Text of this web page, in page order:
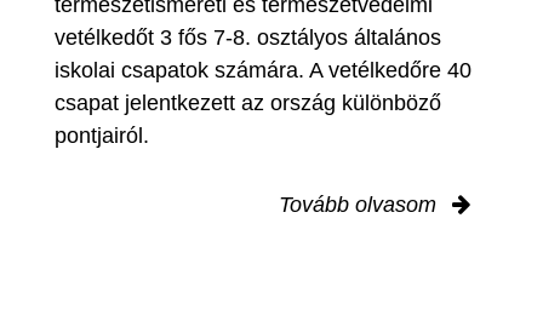
természetismereti és természetvédelmi
vetélkedőt 3 fős 7-8. osztályos általános
iskolai csapatok számára. A vetélkedőre 40
csapat jelentkezett az ország különböző
pontjairól.
Tovább olvasom